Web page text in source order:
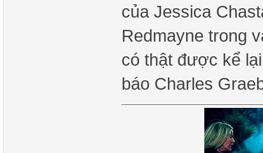
của Jessica
Redmayne trong
có thật được kể
báo Charles